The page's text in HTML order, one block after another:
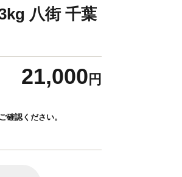
八街 千葉
21,000 円
確認ください。